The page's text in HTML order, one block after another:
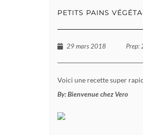
PETITS PAINS
29 mars 2018 Prep:
Voici une recette super
By:Bienvenue chez Vero